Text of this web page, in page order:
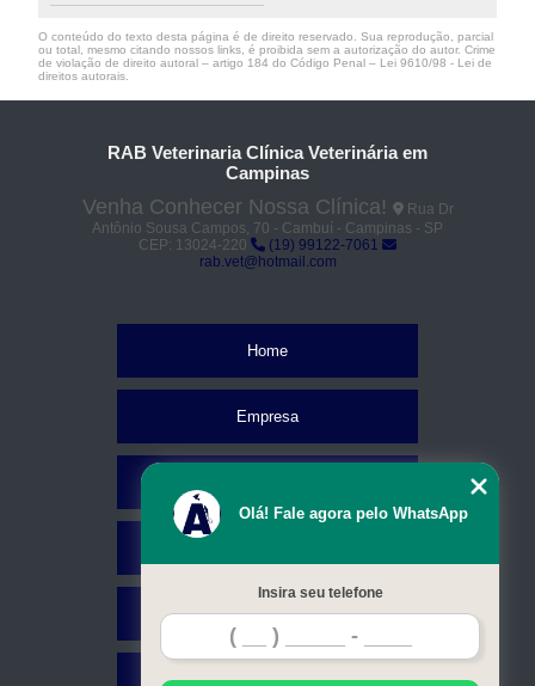
O conteúdo do texto desta página é de direito reservado. Sua reprodução, parcial
ou total, mesmo citando nossos links, é proibida sem a autorização do autor. Crime
de violação de direito autoral – artigo 184 do Código Penal – Lei 9610/98 - Lei de
direitos autorais
RAB Veterinaria Clínica Veterinária em
Campinas
Venha Conhecer Nossa Clínica!
Rua Dr
Antônio Sousa Campos, 70 - Cambuí - Campinas - SP
CEP: 13024-220
(19) 99122-7061
rab.vet@hotmail.com
Home
Empresa
Contato
Mapa do site
Olá! Fale agora pelo WhatsApp
Insira seu telefone